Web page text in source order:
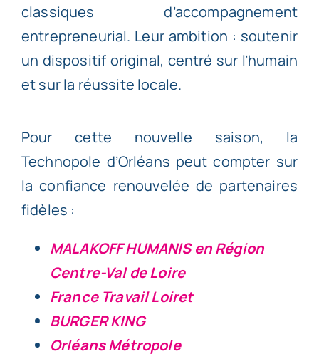
classiques d’accompagnement
entrepreneurial. Leur ambition : soutenir
un dispositif original, centré sur l’humain
et sur la réussite locale.
Pour cette nouvelle saison, la
Technopole d’Orléans peut compter sur
la confiance renouvelée de partenaires
fidèles :
MALAKOFF HUMANIS en Région
Centre-Val de Loire
France Travail Loiret
BURGER KING
Orléans Métropole